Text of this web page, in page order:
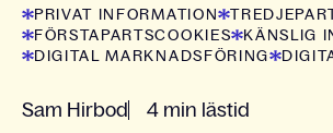
PRIVAT INFORMATION
FÖRSTAPARTSCOOKIES
KÄNSLIG
DIGITAL MARKNADSFÖRING
Sam Hirbod 4 min lästid